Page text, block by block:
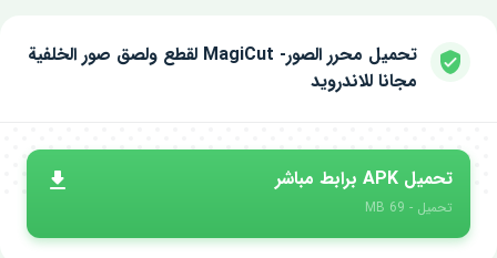
تحميل محرر الصور- MagiCut لقطع ولصق صور الخلفية
مجانا للاندرويد
تحميل APK برابط مباشر
تحميل - 69 MB